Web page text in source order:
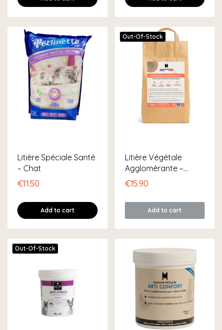
Litière Spéciale Santé
– Chat
€11.50
Add to cart
Out-Of-Stock
Litière Végétale
Agglomérante –
Miscanthus &...
€15.90
Add to cart
Out-Of-Stock